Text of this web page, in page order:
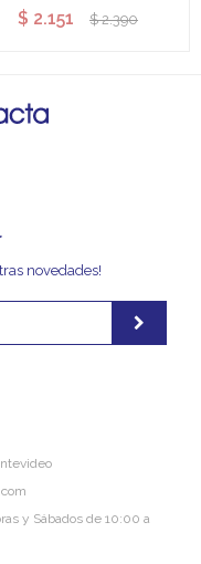
$ 2.151 $ 2.390
y Sábados de 10:00 a
novedades!